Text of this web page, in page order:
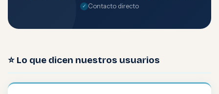
Contacto directo
⭐ Lo que dicen nuestros usuarios